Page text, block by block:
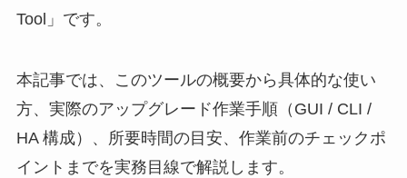
Tool」です。
本記事では、このツールの概要から具体的な使い
方、実際のアップグレード作業手順（GUI / CLI /
HA 構成）、所要時間の目安、作業前のチェックポ
イントまでを実務目線で解説します。